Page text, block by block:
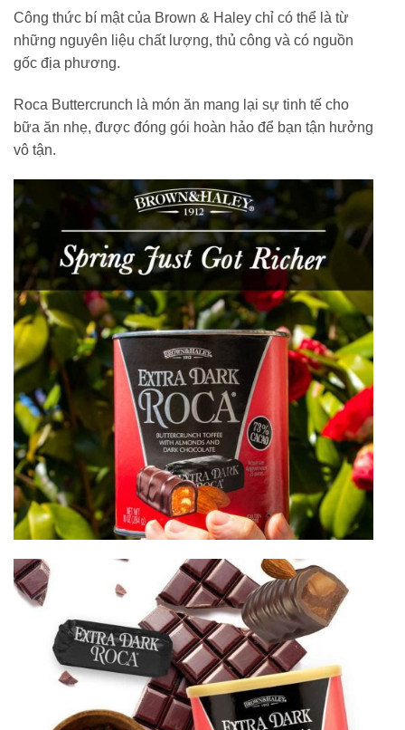
Công thức bí mật của Brown & Haley chỉ có thể là từ
những nguyên liệu chất lượng, thủ công và có nguồn
gốc địa phương.
Roca Buttercrunch là món ăn mang lại sự tinh tế cho
bữa ăn nhẹ, được đóng gói hoàn hảo để bạn tận hưởng
vô tận.